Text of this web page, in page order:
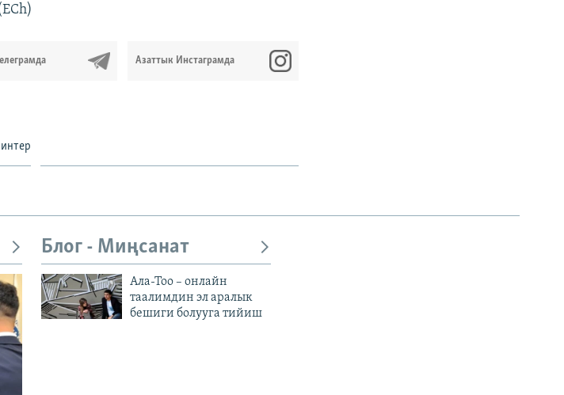
Азаттык Инстаграмда
Блог - Миңсанат
Ала-Тоо – онлайн
таалимдин эл аралык
бешиги болууга тийиш